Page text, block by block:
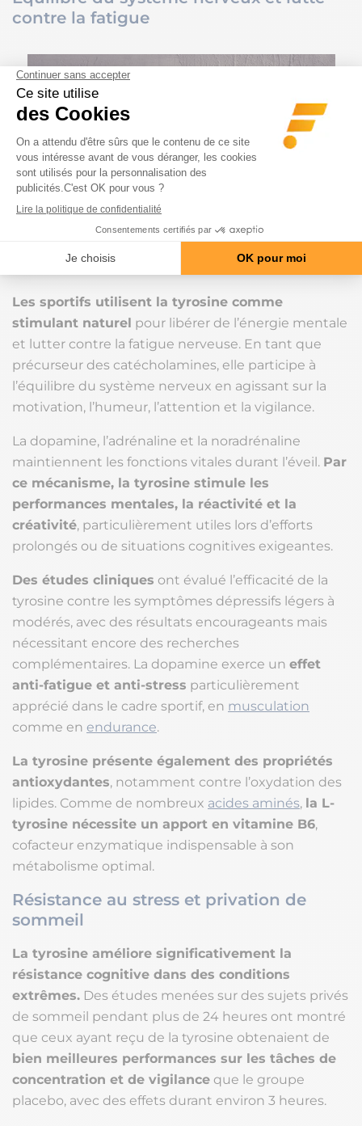
contre la fatigue
Les sportifs utilisent la tyrosine comme
stimulant naturel pour libérer de l’énergie mentale
et lutter contre la fatigue nerveuse. En tant que
précurseur des catécholamines, elle participe à
l’équilibre du système nerveux en agissant sur la
motivation, l’humeur, l’attention et la vigilance.
La dopamine, l’adrénaline et la noradrénaline
maintiennent les fonctions vitales durant l’éveil. Par
ce mécanisme, la tyrosine stimule les
performances mentales, la réactivité et la
créativité, particulièrement utiles lors d’efforts
prolongés ou de situations cognitives exigeantes.
Des études cliniques ont évalué l’efficacité de la
tyrosine contre les symptômes dépressifs légers à
modérés, avec des résultats encourageants mais
nécessitant encore des recherches
complémentaires. La dopamine exerce un effet
anti-fatigue et anti-stress particulièrement
apprécié dans le cadre sportif, en musculation
comme en endurance.
La tyrosine présente également des propriétés
antioxydantes, notamment contre l’oxydation des
lipides. Comme de nombreux acides aminés, la L-
tyrosine nécessite un apport en vitamine B6,
cofacteur enzymatique indispensable à son
métabolisme optimal.
Résistance au stress et privation de
sommeil
La tyrosine améliore significativement la
résistance cognitive dans des conditions
extrêmes. Des études menées sur des sujets privés
de sommeil pendant plus de 24 heures ont montré
que ceux ayant reçu de la tyrosine obtenaient de
bien meilleures performances sur les tâches de
concentration et de vigilance que le groupe
placebo, avec des effets durant environ 3 heures.